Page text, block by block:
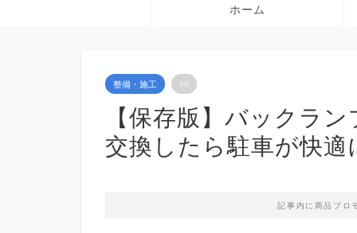
ホーム
整備・施工 PR
【保存版】バックラ
交換したら駐車が快適
記事内に商品プロ